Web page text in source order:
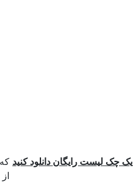
یک چک لیست رایگان دانلود کنید
از 0 به 600000+ در اینستاگرام بدون بودجه و تجهیزات گران قیمت استفاده می کند.